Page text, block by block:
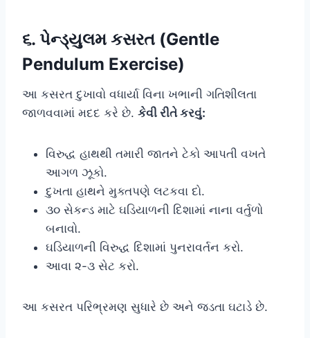
૬. પેન્ડ્યુલમ કસરત (Gentle
Pendulum Exercise)
આ કસરત દુખાવો વધાર્યા વિના ખભાની ગતિશીલતા
જાળવવામાં મદદ કરે છે. કેવી રીતે કરવું:
વિરુદ્ધ હાથથી તમારી જાતને ટેકો આપતી વખતે
આગળ ઝૂકો.
દુખતા હાથને મુક્તપણે લટકવા દો.
૩૦ સેકન્ડ માટે ઘડિયાળની દિશામાં નાના વર્તુળો
બનાવો.
ઘડિયાળની વિરુદ્ધ દિશામાં પુનરાવર્તન કરો.
આવા ૨-૩ સેટ કરો.
આ કસરત પરિભ્રમણ સુધારે છે અને જડતા ઘટાડે છે.